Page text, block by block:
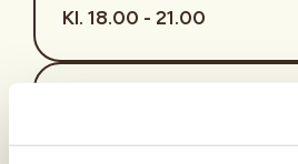
Kl. 18.00 - 21.00
Jordet JFF